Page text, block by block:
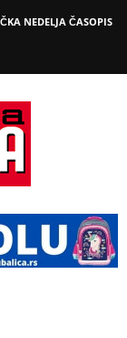
NEDELJA ČASOPIS